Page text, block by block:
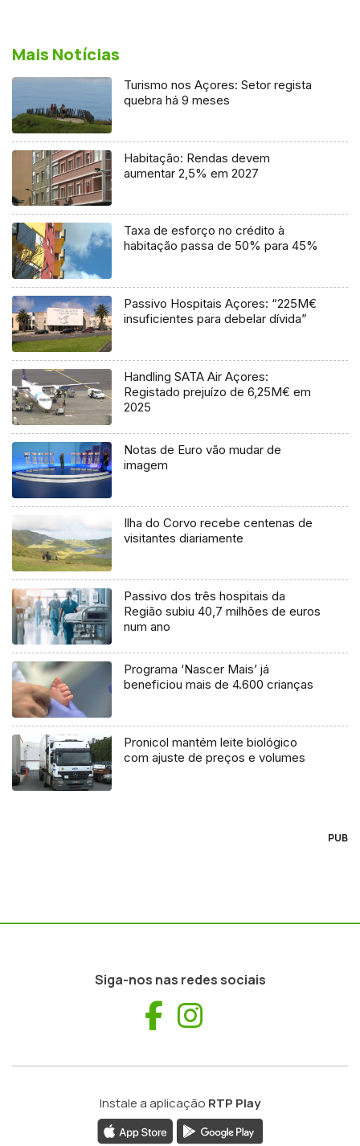
Mais Notícias
Turismo nos Açores: Setor regista
quebra há 9 meses
Habitação: Rendas devem
aumentar 2,5% em 2027
Taxa de esforço no crédito à
habitação passa de 50% para 45%
Passivo Hospitais Açores: “225M€
insuficientes para debelar dívida”
Handling SATA Air Açores:
Registado prejuízo de 6,25M€ em
2025
Notas de Euro vão mudar de
imagem
Ilha do Corvo recebe centenas de
visitantes diariamente
Passivo dos três hospitais da
Região subiu 40,7 milhões de euros
num ano
Programa ‘Nascer Mais’ já
beneficiou mais de 4.600 crianças
Pronicol mantém leite biológico
com ajuste de preços e volumes
PUB
Siga-nos nas redes sociais
Facebook
Instale a aplicação RTP Play